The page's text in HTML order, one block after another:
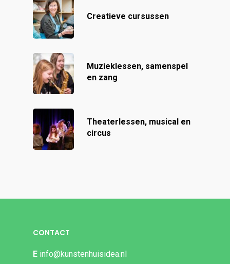
Creatieve cursussen
Muzieklessen, samenspel
en zang
Theaterlessen, musical en
circus
CONTACT
E info@kunstenhuisidea.nl